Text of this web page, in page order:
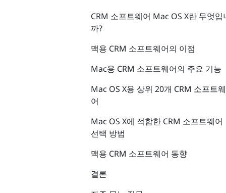
CRM 소프트웨어 Mac OS X란 무엇입
까?
맥용 CRM 소프트웨어의 이점
Mac용 CRM 소프트웨어의 주요 기능
Mac OS X용 상위 20개 CRM 소프트웨
어
Mac OS X에 적합한 CRM 소프트웨어
선택 방법
맥용 CRM 소프트웨어 동향
결론